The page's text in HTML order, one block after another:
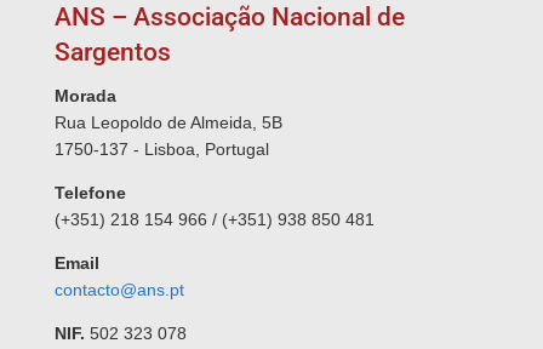
ANS – Associação Nacional de
Sargentos
Morada
Rua Leopoldo de Almeida, 5B
1750-137 - Lisboa, Portugal
Telefone
(+351) 218 154 966 / (+351) 938 850 481
Email
contacto@ans.pt
NIF. 502 323 078